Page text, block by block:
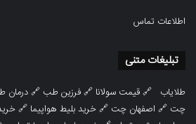
اطلاعات تماس
تبلیغات متنی
طلایاب 🔗قیمت سولانا 🔗فرزین طب 🔗درمان
چت 🔗 اصفهان چت 🔗خرید بلیط هواپیما 🔗